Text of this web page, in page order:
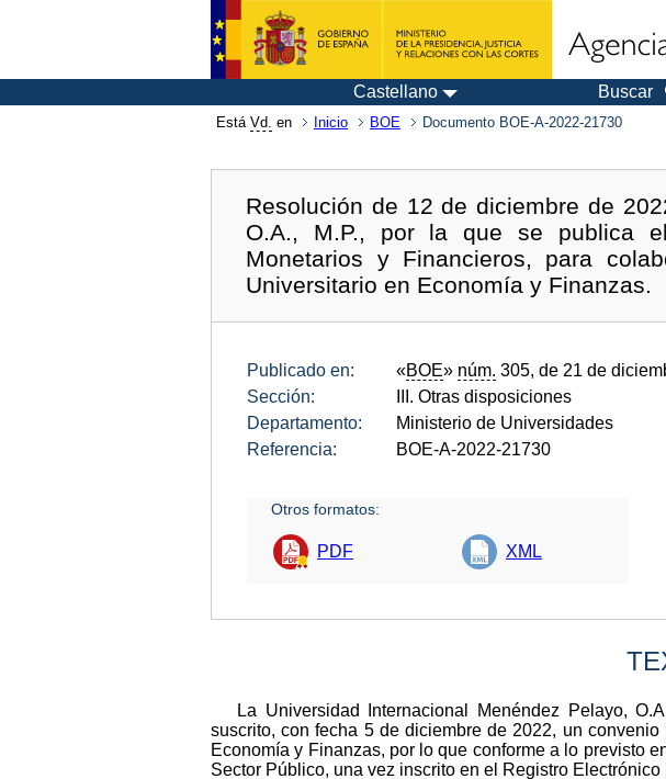
Castellano Buscar
Está Vd. en Inicio BOE Documento BOE-A-2022-21730
Resolución de 12 de diciembre de
O.A., M.P., por la que se publica
Monetarios y Financieros, para
Universitario en Economía y Finanzas.
Publicado en: «BOE» núm. 305, de 21 de
Sección:
III. Otras disposiciones
Departamento:
Ministerio de Universidades
Referencia:
BOE-A-2022-21730
Otros formatos:
PDF XML
La Universidad Internacional Menéndez Pelayo,
suscrito, con fecha 5 de diciembre de 2022, un
Economía y Finanzas, por lo que conforme a lo previsto
Sector Público, una vez inscrito en el Registro